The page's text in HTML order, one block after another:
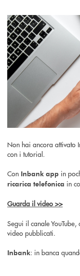
Non hai ancora attivato
con i tutorial.
Con Inbank app in
ricarica telefonica in
Guarda il video >>
Segui il canale
video pubblicati.
Inbank: in banca